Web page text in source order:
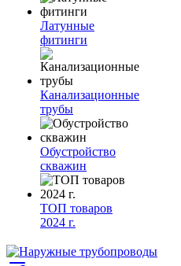
Латунные
фитинги
Канализационные
трубы
Обустройство
скважин
ТОП товаров
2024 г.